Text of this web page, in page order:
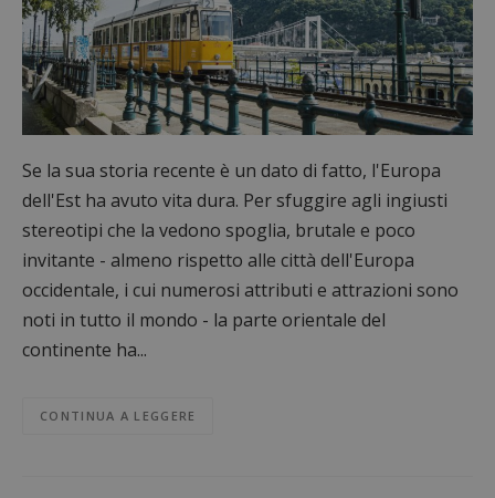
Se la sua storia recente è un dato di fatto, l'Europa
dell'Est ha avuto vita dura. Per sfuggire agli ingiusti
stereotipi che la vedono spoglia, brutale e poco
invitante - almeno rispetto alle città dell'Europa
occidentale, i cui numerosi attributi e attrazioni sono
noti in tutto il mondo - la parte orientale del
continente ha...
CONTINUA A LEGGERE